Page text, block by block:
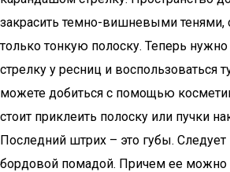
закрасить темно-вишневыми тенями,
только тонкую полоску. Теперь
стрелку у ресниц и воспользоваться
можете добиться с помощью
стоит приклеить полоску или пучки
Последний штрих – это губы. Следует
бордовой помадой. Причем ее можно